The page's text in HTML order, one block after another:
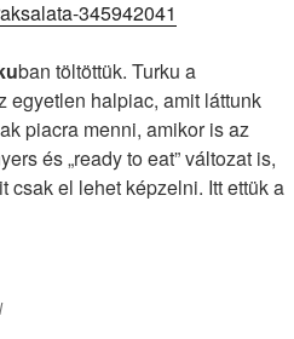
ban töltöttük. Turku a
egyetlen halpiac, amit láttunk
piacra menni, amikor is az
és „ready to eat” változat is,
csak el lehet képzelni. Itt ettük a